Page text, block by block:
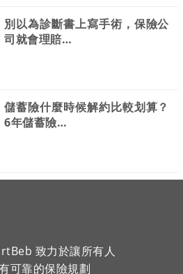
別以為診斷書上寫手術，保險公
司就會理賠…
儲蓄險什麼時候解約比較划算？
6年儲蓄險…
致力於讓所有人
可靠的保險規劃